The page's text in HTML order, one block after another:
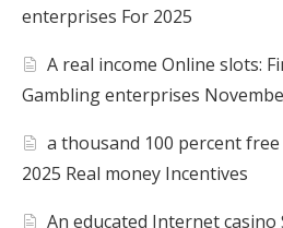
enterprises For 2025
A real income Online slots:
Gambling enterprises
a thousand 100 percent
2025 Real money Incentives
An educated Internet casino